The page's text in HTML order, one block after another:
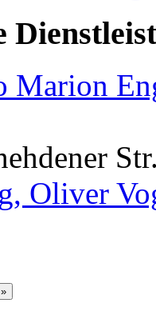
Marion
Oliver